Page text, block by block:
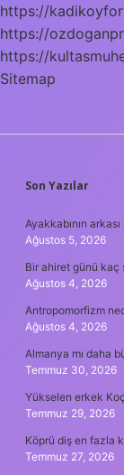
https://
https://
https://
Sitemap
Son Yazılar
Ayakkabının arkası
Ağustos 5, 2026
Bir ahiret günü kaç
Ağustos 4, 2026
Antropomorfizm
Ağustos 4, 2026
Almanya mı daha
Temmuz 30, 2026
Yükselen erkek
Temmuz 29, 2026
Köprü diş en fazla
Temmuz 27, 2026